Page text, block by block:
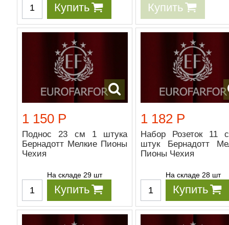
Купить Купить
1 150 Р
Поднос 23 см 1 штука
Бернадотт Мелкие Пионы
Чехия
На складе 29 шт
Купить
1 182 Р
Набор Розеток 11
штук Бернадотт
Пионы Чехия
На складе 28 шт
Купить